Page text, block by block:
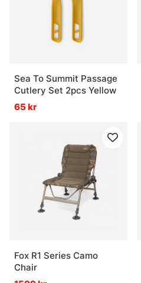
Sea To Summit Passage
Cutlery Set 2pcs Yellow
65 kr
Fox R1 Series Camo
Chair